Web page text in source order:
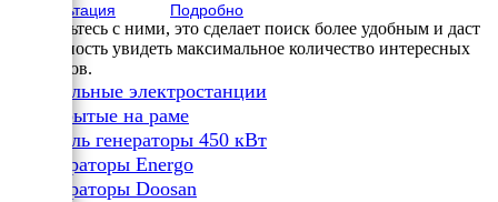
Консультация
Подробно
ознакомьтесь с ними, это сделает поиск более удобным и даст
возможность увидеть максимальное количество интересных
вариантов.
Дизельные электростанции
Открытые на раме
Дизель генераторы 450 кВт
Генераторы Energo
Генераторы Doosan